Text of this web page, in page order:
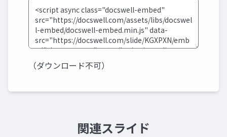
（ダウンロード不可）
関連スライド